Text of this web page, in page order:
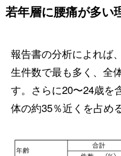
若年層に腰痛が多い
報告書の分析によれば
生件数で最も多く、全
す。さらに20〜24歳を
体の約35％近くを占め